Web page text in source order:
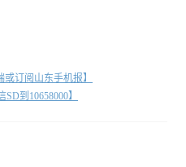
订阅山东手机报】
到10658000】